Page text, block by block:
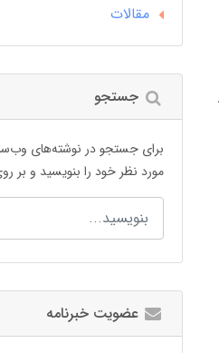
مقالات
جستجو
برای جستجو در نوشته‌های
مورد نظر خود را بنویسید و بر
عضویت خبرنامه